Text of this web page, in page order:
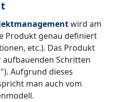
wird am
Produkt genau definiert
etc.). Das Produkt
Schritten
Aufgrund dieses
man auch vom